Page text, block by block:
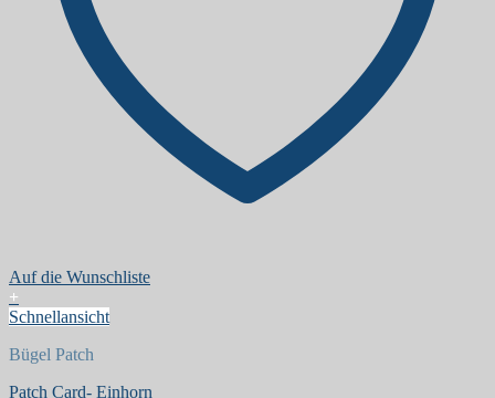
Auf die Wunschliste
+
Schnellansicht
Bügel Patch
Patch Card- Einhorn